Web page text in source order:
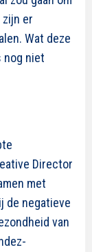
er
Wat deze
nog niet
Director
met
de negatieve
van